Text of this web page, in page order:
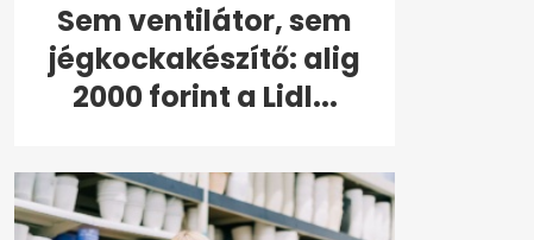
Sem ventilátor, sem
jégkockakészítő: alig
2000 forint a Lidl...